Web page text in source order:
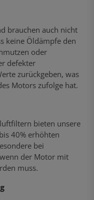
brauchen auch nicht
keine Öldämpfe den
oder
defekter
zurückgeben, was
Motors zufolge hat.
bieten unsere
40% erhöhten
bei
der Motor mit
muss.